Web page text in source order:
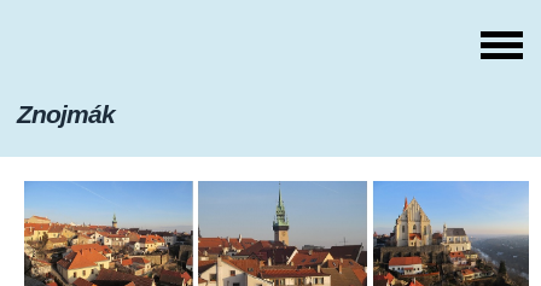
Znojmák